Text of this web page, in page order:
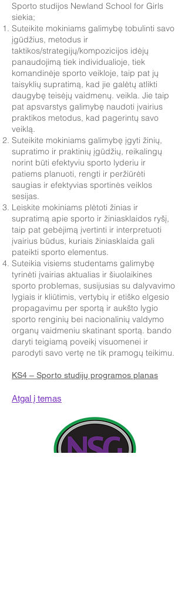
Sporto studijos Newland School for Girls
siekia;
Suteikite mokiniams galimybę tobulinti savo
įgūdžius, metodus ir
taktikos/strategijų/kompozicijos idėjų
panaudojimą tiek individualioje, tiek
komandinėje sporto veikloje, taip pat jų
taisyklių supratimą, kad jie galėtų atlikti
daugybę teisėjų vaidmenų. veikla. Jie taip
pat apsvarstys galimybę naudoti įvairius
praktikos metodus, kad pagerintų savo
veiklą.
Suteikite mokiniams galimybę įgyti žinių,
supratimo ir praktinių įgūdžių, reikalingų
norint būti efektyviu sporto lyderiu ir
patiems planuoti, rengti ir peržiūrėti
saugias ir efektyvias sportinės veiklos
sesijas.
Leiskite mokiniams plėtoti žinias ir
supratimą apie sporto ir žiniasklaidos ryšį,
taip pat gebėjimą įvertinti ir interpretuoti
įvairius būdus, kuriais žiniasklaida gali
pateikti sporto elementus.
Suteikia visiems studentams galimybę
tyrinėti įvairias aktualias ir šiuolaikines
sporto problemas, susijusias su dalyvavimo
lygiais ir kliūtimis, vertybių ir etiško elgesio
propagavimu per sportą ir aukšto lygio
sporto renginių bei nacionalinių valdymo
organų vaidmeniu skatinant sportą. bando
daryti teigiamą poveikį visuomenei ir
parodyti savo vertę ne tik pramogų teikimu.
KS4 – Sporto studijų programos planas
Atgal į temas